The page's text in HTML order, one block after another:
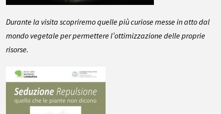
Durante la visita scopriremo quelle più curiose messe in atto dal
mondo vegetale per permettere l’ottimizzazione delle proprie
risorse.